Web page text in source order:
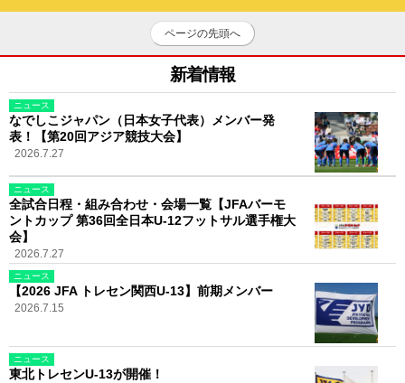
ページの先頭へ
新着情報
ニュース
なでしこジャパン（日本女子代表）メンバー発
表！【第20回アジア競技大会】
2026.7.27
ニュース
全試合日程・組み合わせ・会場一覧【JFAバーモ
ントカップ 第36回全日本U-12フットサル選手権大
会】
2026.7.27
ニュース
【2026 JFA トレセン関西U-13】前期メンバー
2026.7.15
ニュース
東北トレセンU-13が開催！